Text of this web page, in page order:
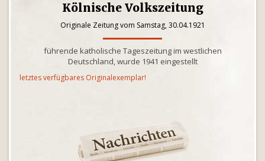
Kölnische Volkszeitung
Originale Zeitung vom Samstag, 30.04.1921
führende katholische Tageszeitung im westlichen
Deutschland, wurde 1941 eingestellt
letztes verfügbares Originalexemplar!